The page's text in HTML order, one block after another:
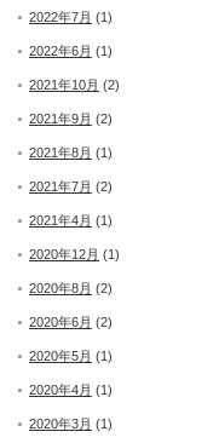
2022年7月 (1)
2022年6月 (1)
2021年10月 (2)
2021年9月 (2)
2021年8月 (1)
2021年7月 (2)
2021年4月 (1)
2020年12月 (1)
2020年8月 (2)
2020年6月 (2)
2020年5月 (1)
2020年4月 (1)
2020年3月 (1)